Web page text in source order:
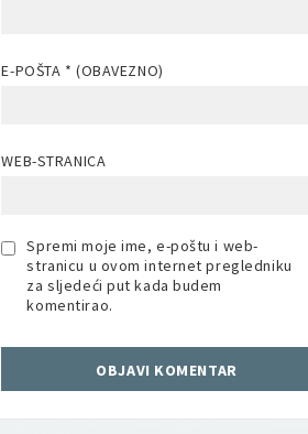
E-POŠTA * (OBAVEZNO)
WEB-STRANICA
Spremi moje ime, e-poštu i web-
stranicu u ovom internet pregledniku
za sljedeći put kada budem
komentirao.